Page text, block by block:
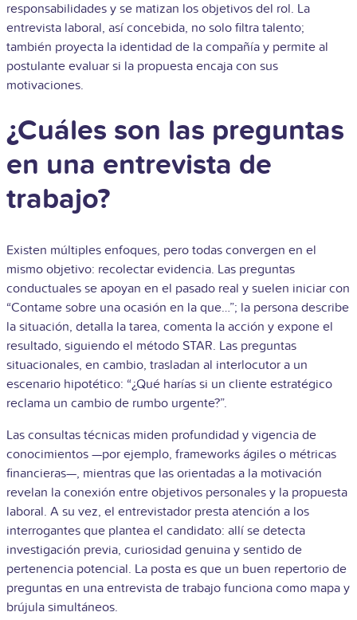
responsabilidades y se matizan los objetivos del rol. La
entrevista laboral, así concebida, no solo filtra talento;
también proyecta la identidad de la compañía y permite al
postulante evaluar si la propuesta encaja con sus
motivaciones.
¿Cuáles son las preguntas
en una entrevista de
trabajo?
Existen múltiples enfoques, pero todas convergen en el
mismo objetivo: recolectar evidencia. Las preguntas
conductuales se apoyan en el pasado real y suelen iniciar con
“Contame sobre una ocasión en la que…”; la persona describe
la situación, detalla la tarea, comenta la acción y expone el
resultado, siguiendo el método STAR. Las preguntas
situacionales, en cambio, trasladan al interlocutor a un
escenario hipotético: “¿Qué harías si un cliente estratégico
reclama un cambio de rumbo urgente?”.
Las consultas técnicas miden profundidad y vigencia de
conocimientos —por ejemplo, frameworks ágiles o métricas
financieras—, mientras que las orientadas a la motivación
revelan la conexión entre objetivos personales y la propuesta
laboral. A su vez, el entrevistador presta atención a los
interrogantes que plantea el candidato: allí se detecta
investigación previa, curiosidad genuina y sentido de
pertenencia potencial. La posta es que un buen repertorio de
preguntas en una entrevista de trabajo funciona como mapa y
brújula simultáneos.